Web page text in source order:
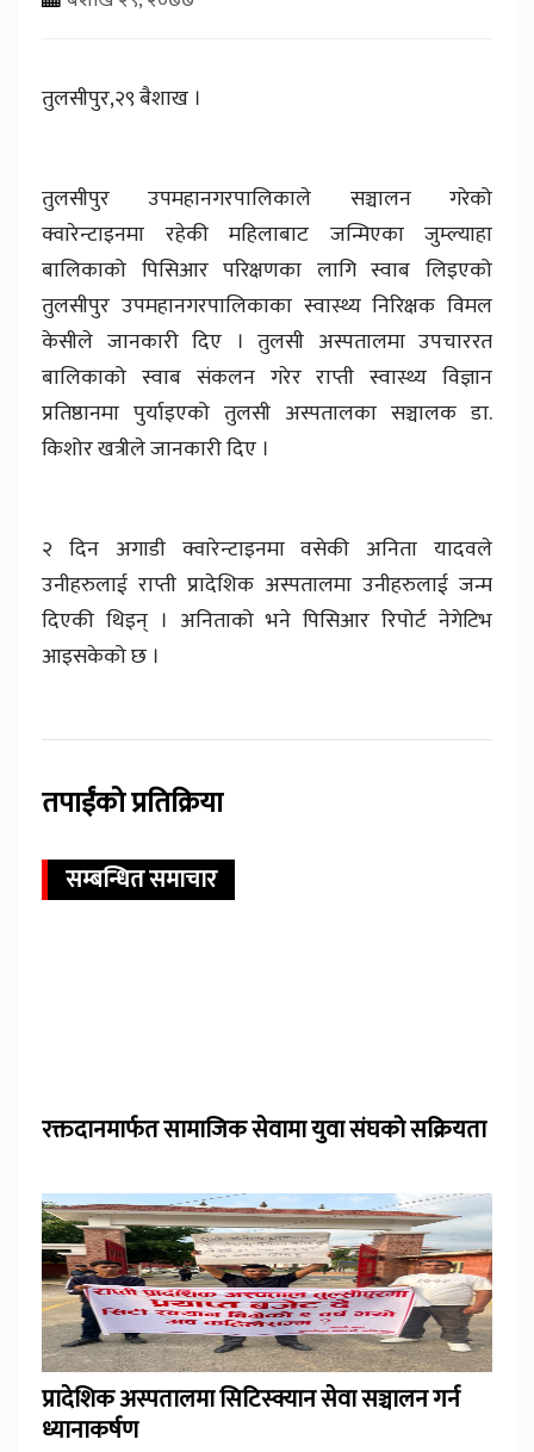
तुलसीपुर,२९ बैशाख ।
तुलसीपुर उपमहानगरपालिकाले सञ्चालन गरेको
क्वारेन्टाइनमा रहेकी महिलाबाट जन्मिएका जुम्ल्याहा
बालिकाको पिसिआर परिक्षणका लागि स्वाब लिइएको
तुलसीपुर उपमहानगरपालिकाका स्वास्थ्य निरिक्षक विमल
केसीले जानकारी दिए । तुलसी अस्पतालमा उपचाररत
बालिकाको स्वाब संकलन गरेर राप्ती स्वास्थ्य विज्ञान
प्रतिष्ठानमा पुर्याइएको तुलसी अस्पतालका सञ्चालक डा.
किशोर खत्रीले जानकारी दिए ।
२ दिन अगाडी क्वारेन्टाइनमा वसेकी अनिता यादवले
उनीहरुलाई राप्ती प्रादेशिक अस्पतालमा उनीहरुलाई जन्म
दिएकी थिइन् । अनिताको भने पिसिआर रिपोर्ट नेगेटिभ
आइसकेको छ ।
तपाईंको प्रतिक्रिया
सम्बन्धित समाचार
रक्तदानमार्फत सामाजिक सेवामा युवा संघको सक्रियता
प्रादेशिक अस्पतालमा सिटिस्क्यान सेवा सञ्चालन गर्न
ध्यानाकर्षण